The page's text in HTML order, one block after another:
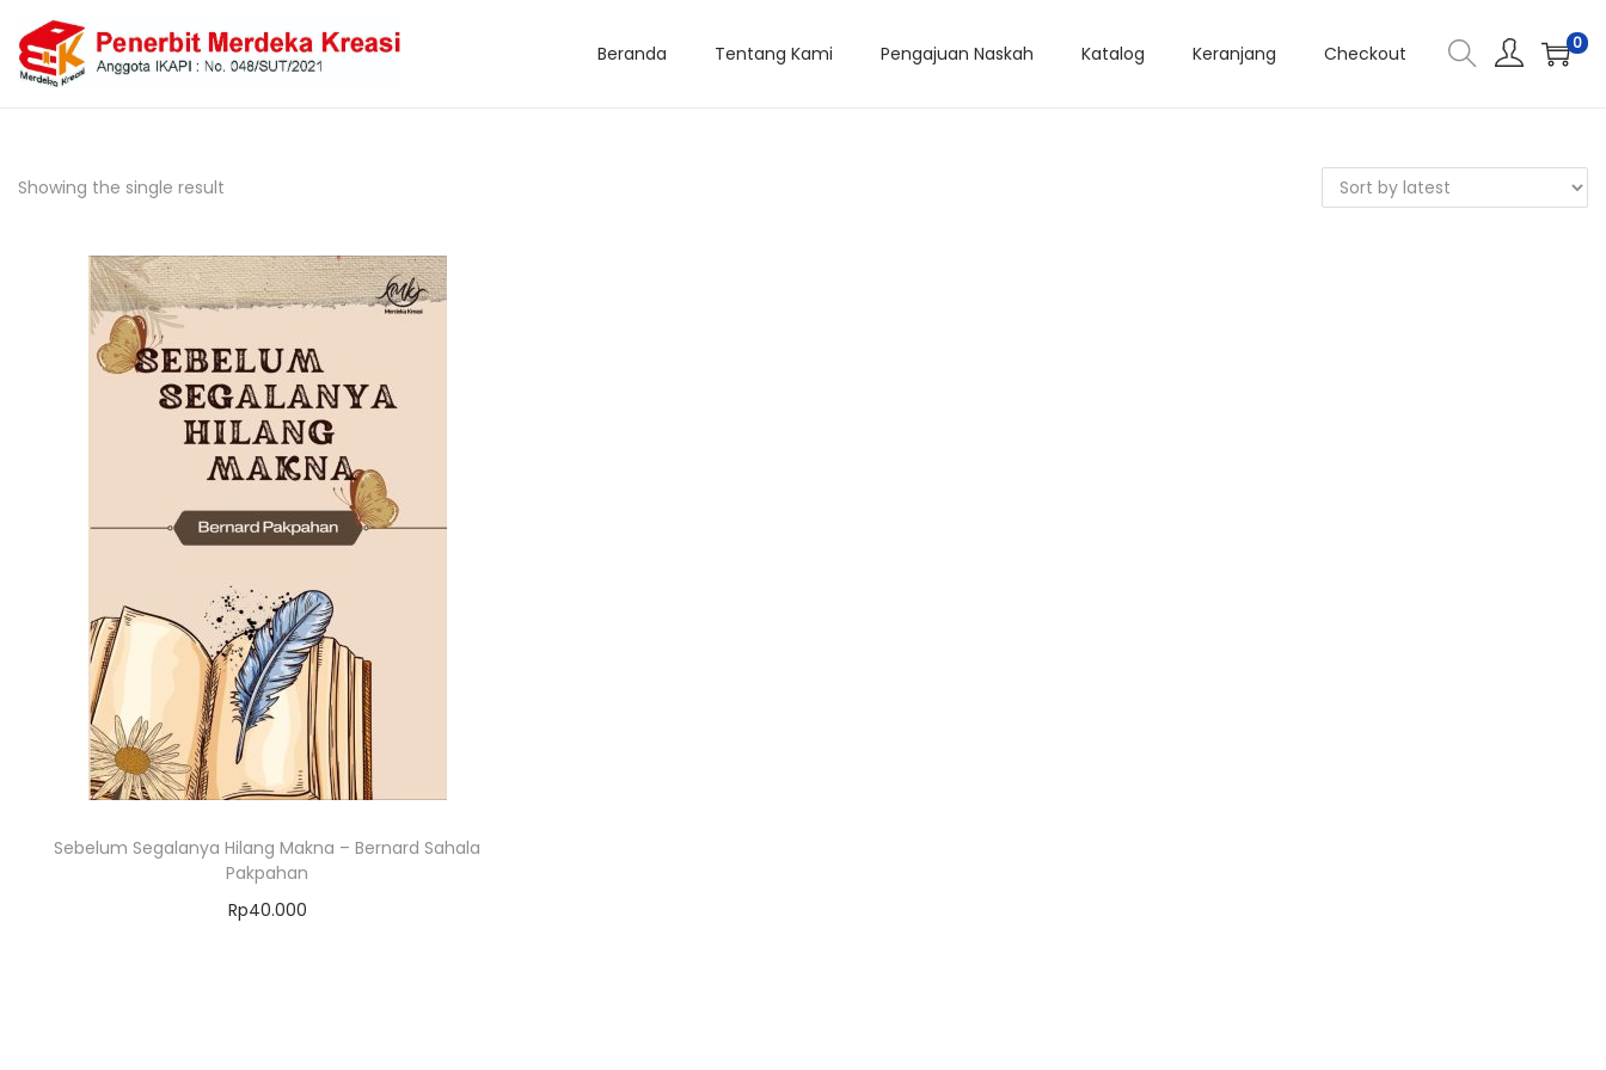
Beranda Tentang Kami Pengajuan Naskah Katalog Keranjang Checkout 0
Showing the single result
Sebelum Segalanya Hilang Makna – Bernard Sahala
Pakpahan
Rp40.000